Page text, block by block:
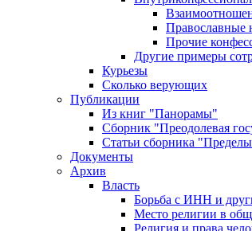
Православные
Прочие
Другие примеры
Курьезы
Сколько верующих
Публикации
Из книг "Панорамы"
Сборник "Преодолевая
Статьи сборника "Пределы
Документы
Архив
Власть
Борьба с ИНН и
Место религии в